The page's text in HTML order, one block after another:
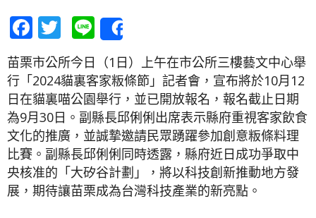
Facebook
Twitter
Line
苗栗市公所今日（1日）上午在市公所三樓藝文中心舉
行「2024貓裏客家粄條節」記者會，宣布將於10月12
日在貓裏喵公園舉行，並已開放報名，報名截止日期
為9月30日。副縣長邱俐俐出席表示縣府重視客家飲食
文化的推廣，並誠摯邀請民眾踴躍參加創意粄條料理
比賽。副縣長邱俐俐同時透露，縣府近日成功爭取中
央核准的「大矽谷計劃」，將以科技創新推動地方發
展，期待讓苗栗成為台灣科技產業的新亮點。